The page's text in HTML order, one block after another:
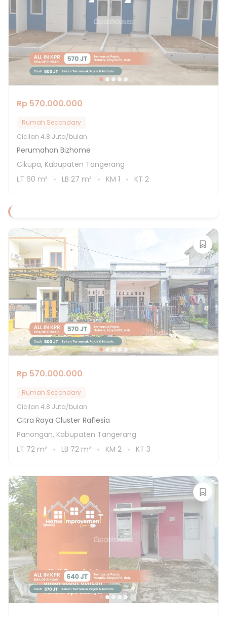
Rp 570.000.000
Rumah Secondary
Cicilan 4.8 Juta/bulan
Perumahan Bizhome
Cikupa, Kabupaten Tangerang
LT 60 m² LB 27 m² KM 1 KT 2
Rp 570.000.000
Rumah Secondary
Cicilan 4.8 Juta/bulan
Citra Raya Cluster Raflesia
Panongan, Kabupaten Tangerang
LT 72 m² LB 72 m² KM 2 KT 3